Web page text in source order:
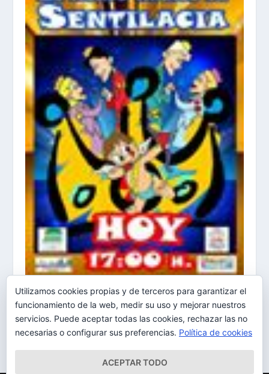
Aldo Tejera El 12/11/2016 a las 10:07
12/11/2016
Utilizamos cookies propias y de terceros para garantizar el
funcionamiento de la web, medir su uso y mejorar nuestros
servicios. Puede aceptar todas las cookies, rechazar las no
necesarias o configurar sus preferencias. Política de cookies
ACEPTAR TODO